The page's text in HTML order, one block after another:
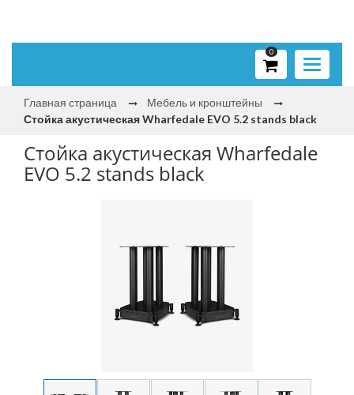
Toggle
0
Главная страница
Мебель и кронштейны
Стойка акустическая Wharfedale EVO 5.2 stands black
Стойка акустическая Wharfedale
EVO 5.2 stands black